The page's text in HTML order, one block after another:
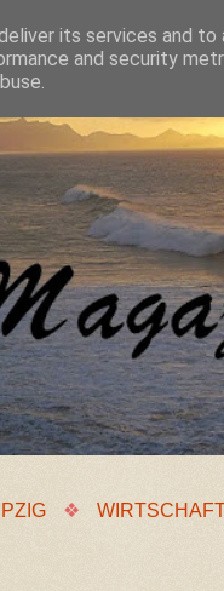
❖
its services and to
and security